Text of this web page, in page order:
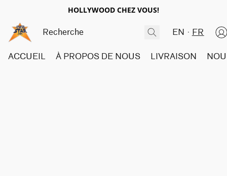
HOLLYWOOD CHEZ VOUS!
EN FR
ACCUEIL À PROPOS DE NOUS LIVRAISON